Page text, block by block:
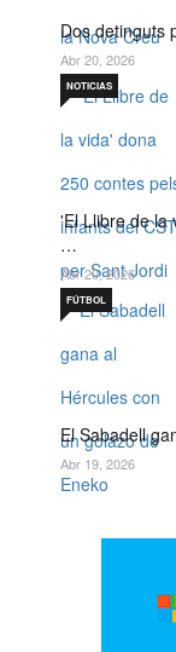
Dos detinguts
Abr 20, 2026
'El Llibre de la
…
NOTICIAS
Abr 20, 2026
El Sabadell
FÚTBOL
Abr 19, 2026